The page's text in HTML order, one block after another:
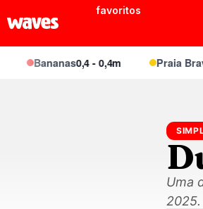
favoritos
Bananas0,4 - 0,4m Praia Brava0,7
Uma